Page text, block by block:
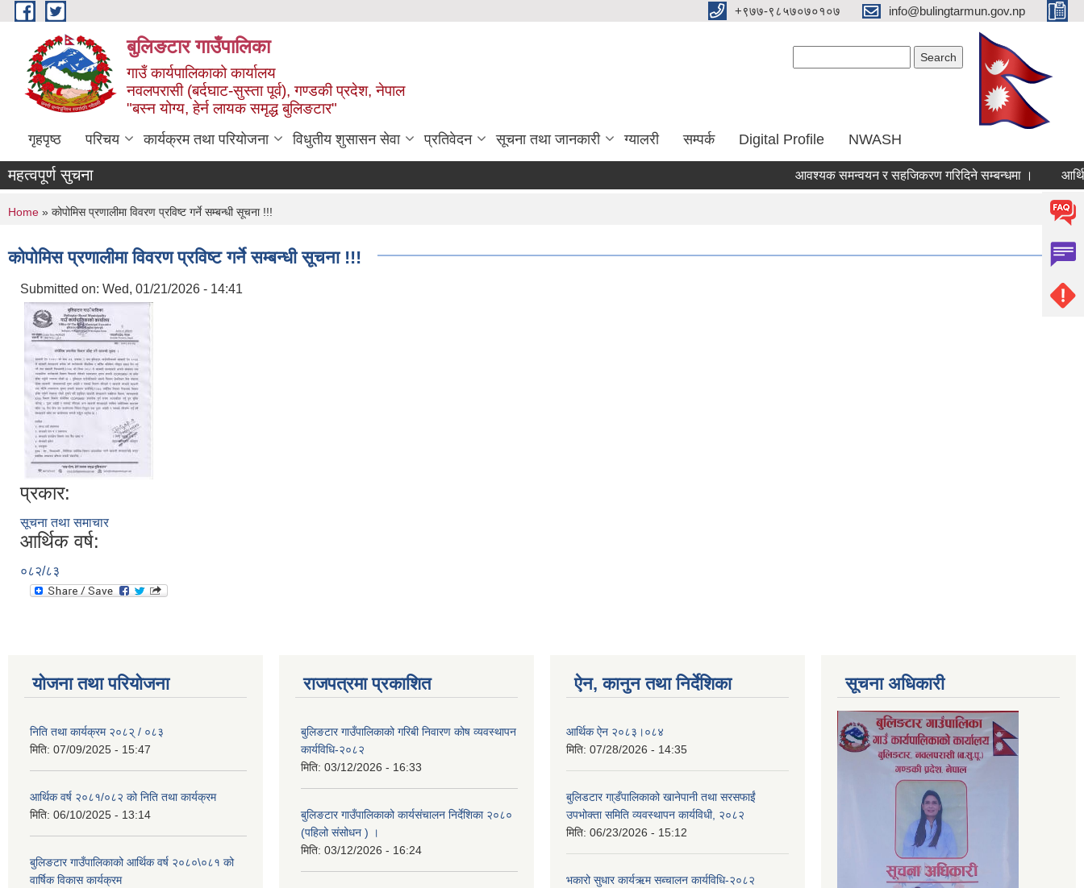
Skip to main content ‌+९७७-९८५७०७०१०७ info@bulingtarmun.gov.np
बुलिङटार गाउँपालिका
गाउँ कार्यपालिकाको कार्यालय
नवलपरासी (बर्दघाट-सुस्ता पूर्व), गण्डकी प्रदेश, नेपाल
"बस्न योग्य, हेर्न लायक समृद्ध बुलिङटार"
गृहपृष्ठ परिचय कार्यक्रम तथा परियोजना विधुतीय शुसासन सेवा प्रतिवेदन सूचना तथा जानकारी ग्यालरी सम्पर्क Digital Profile NWASH
महत्वपूर्ण सुचना आवश्यक समन्वयन र सहजिकरण गरिदिने सम्बन्धमा । आर्थिक
You are here
Home » कोपोमिस प्रणालीमा विवरण प्रविष्ट गर्ने सम्बन्धी सूचना !!!
कोपोमिस प्रणालीमा विवरण प्रविष्ट गर्ने सम्बन्धी सूचना !!!
Submitted on: Wed, 01/21/2026 - 14:41
प्रकार:
सूचना तथा समाचार
आर्थिक वर्ष:
०८२/८३
योजना तथा परियोजना
निति तथा कार्यक्रम २०८२् / ०८३
मिति: 07/09/2025 - 15:47
आर्थिक वर्ष २०८१/०८२ को निति तथा कार्यक्रम
मिति: 06/10/2025 - 13:14
बुलिङटार गाउँपालिकाको आर्थिक वर्ष २०८०\०८१ को
वार्षिक विकास कार्यक्रम
राजपत्रमा प्रकाशित
बुलिङटार गाउँपालिकाको गरिबी निवारण कोष व्यवस्थापन
कार्यविधि-२०८२
मिति: 03/12/2026 - 16:33
बुलिङटार गाउँपालिकाको कार्यसंचालन निर्देशिका २०८०
(पहिलो संसोधन ) ।
मिति: 03/12/2026 - 16:24
ऐन, कानुन तथा निर्देशिका
आर्थिक ऐन २०८३।०८४
मिति: 07/28/2026 - 14:35
बुलिडटार गा्डँपालिकाको खानेपानी तथा सरसफाईं
उपभोक्ता समिति व्यवस्थापन कार्यविधी, २०८२
मिति: 06/23/2026 - 15:12
भकारो सुधार कार्यऋम सब्चालन कार्यविधि-२०८२
सूचना अधिकारी